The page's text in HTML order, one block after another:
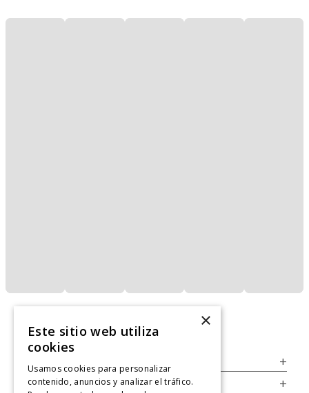
+
Legal +
×
Este sitio web utiliza
cookies
Usamos cookies para personalizar
contenido, anuncios y analizar el tráfico.